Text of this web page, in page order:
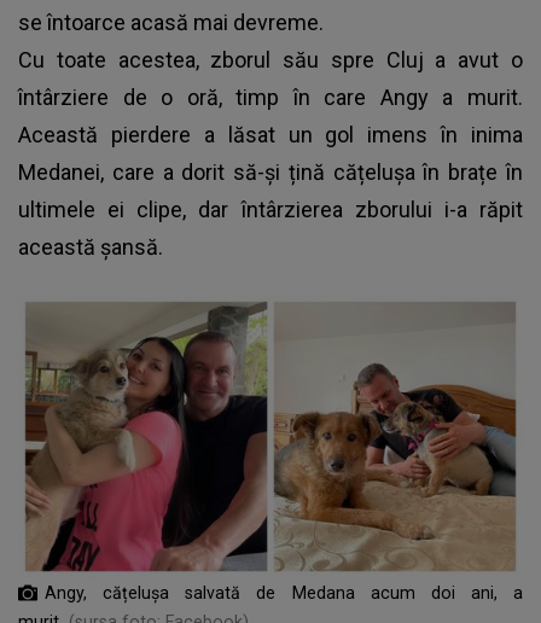
se întoarce acasă mai devreme.
Cu toate acestea, zborul său spre Cluj a avut o
întârziere de o oră, timp în care Angy a murit.
Această pierdere a lăsat un gol imens în inima
Medanei, care a dorit să-și țină cățelușa în brațe în
ultimele ei clipe, dar întârzierea zborului i-a răpit
această șansă.
Angy, cățelușa salvată de Medana acum doi ani, a